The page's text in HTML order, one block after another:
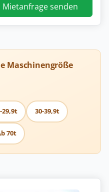
Mietanfrage senden
Maschinengröße
29,9t 30-39,9t
70t